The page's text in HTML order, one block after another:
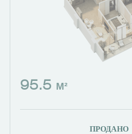
95.5 М²
ПРОДАНО